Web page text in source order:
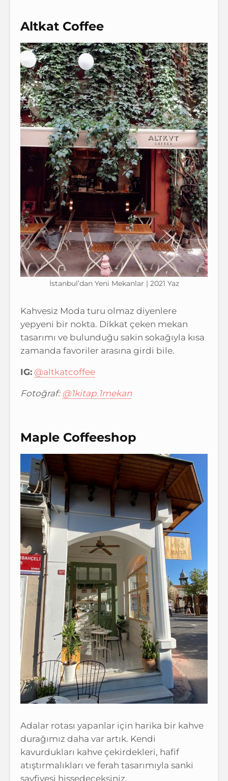
Altkat Coffee
İstanbul’dan Yeni Mekanlar | 2021 Yaz
Kahvesiz Moda turu olmaz diyenlere
yepyeni bir nokta. Dikkat çeken mekan
tasarımı ve bulunduğu sakin sokağıyla kısa
zamanda favoriler arasına girdi bile.
IG: @altkatcoffee
Fotoğraf: @1kitap.1mekan
Maple Coffeeshop
Adalar rotası yapanlar için harika bir kahve
durağımız daha var artık. Kendi
kavurdukları kahve çekirdekleri, hafif
atıştırmalıkları ve ferah tasarımıyla sanki
sayfiyesi hissedeceksiniz.